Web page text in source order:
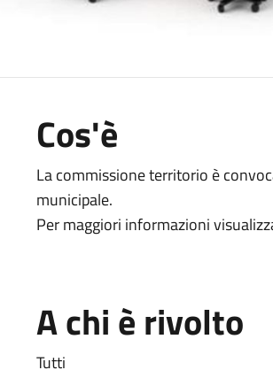
Cos'è
La commissione territorio è
municipale.
Per maggiori informazioni
A chi è rivolto
Tutti